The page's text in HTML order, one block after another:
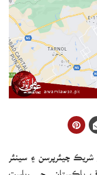
چيئرپرسن ۽ سينئر
پاڪستان جي رياست